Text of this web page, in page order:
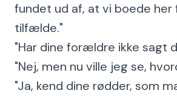
fundet ud af, at vi boede her
tilfælde."
"Har dine forældre ikke sagt
"Nej, men nu ville jeg se,
"Ja, kend dine rødder, som